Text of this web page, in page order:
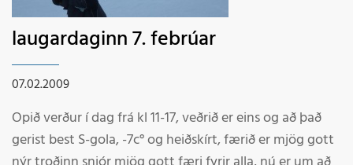
laugardaginn 7. febrúar
07.02.2009
Opið verður í dag frá kl 11-17, veðrið er eins og að það
gerist best S-gola, -7c° og heiðskírt, færið er mjög gott